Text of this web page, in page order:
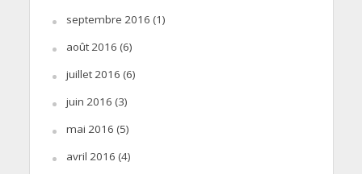
septembre 2016 (1)
août 2016 (6)
juillet 2016 (6)
juin 2016 (3)
mai 2016 (5)
avril 2016 (4)